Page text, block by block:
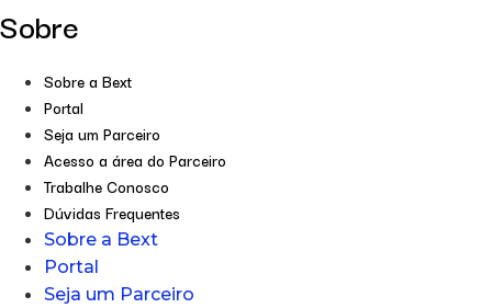
Sobre
Sobre a Bext
Portal
Seja um Parceiro
Acesso a área do Parceiro
Trabalhe Conosco
Dúvidas Frequentes
Sobre a Bext
Portal
Seja um Parceiro